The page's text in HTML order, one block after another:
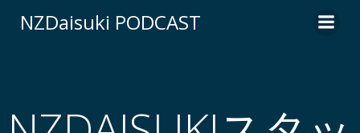
ン
NZDaisuki PODCAST